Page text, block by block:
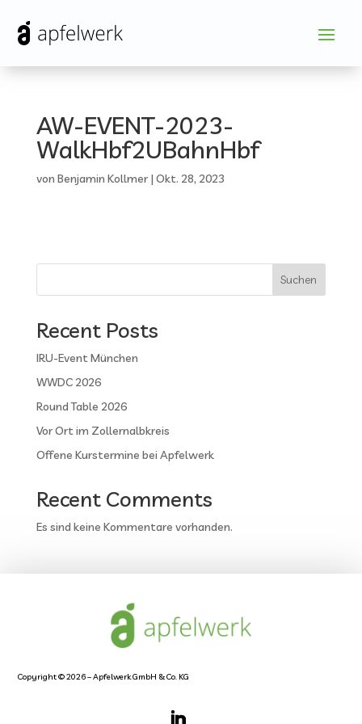
AW-EVENT-2023-
WalkHbf2UBahnHbf
von Benjamin Kollmer| Okt. 28, 2023
Suchen
Recent Posts
IRU-Event München
WWDC 2026
Round Table 2026
Vor Ort im Zollernalbkreis
Offene Kurstermine bei Apfelwerk
Recent Comments
Es sind keine Kommentare vorhanden.
Copyright © 2026 – Apfelwerk GmbH & Co. KG